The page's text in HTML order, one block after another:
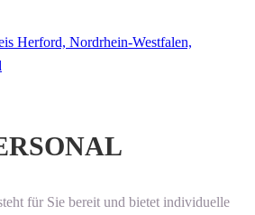
Herford, Nordrhein-Westfalen,
für Sie bereit und bietet individuelle